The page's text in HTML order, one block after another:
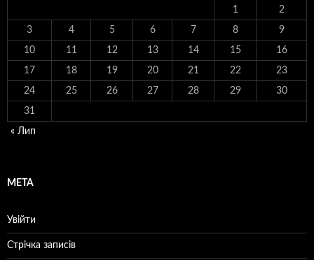
1 2
3 4 5 6 7 8 9
10 11 12 13 14 15 16
17 18 19 20 21 22 23
24 25 26 27 28 29 30
31
« Лип
МЕТА
Увійти
Стрічка записів